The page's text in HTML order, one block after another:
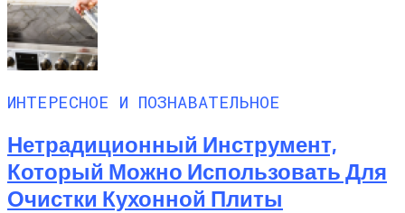
ИНТЕРЕСНОЕ И ПОЗНАВАТЕЛЬНОЕ
Нетрадиционный Инструмент,
Который Можно Использовать Для
Очистки Кухонной Плиты